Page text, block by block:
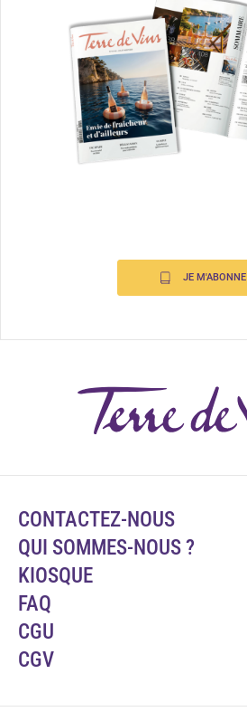
JE M'ABONNE
CONTACTEZ-NOUS
QUI SOMMES-NOUS ?
KIOSQUE
FAQ
CGU
CGV